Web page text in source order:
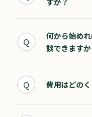
Q
何から始め
談できますか
Q 費用はどの